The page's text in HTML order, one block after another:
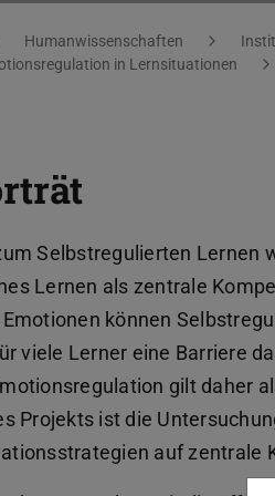
hier:Humanwissenschaften
in Lernsituationen
Selbstregulierten Lernen
Lernen als zentrale
können
viele Lerner eine Barriere
gilt daher
Projekts ist die
auf zentrale